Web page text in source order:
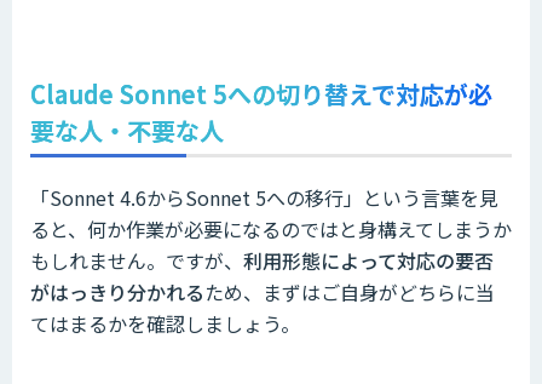
Claude Sonnet 5への切り替えで対応が必
要な人・不要な人
「Sonnet 4.6からSonnet 5への移行」という言葉を見
ると、何か作業が必要になるのではと身構えてしまうか
もしれません。ですが、 利用形態によって対応の要否
がはっきり分かれるため、まずはご自身がどちらに当
てはまるかを確認しましょう。